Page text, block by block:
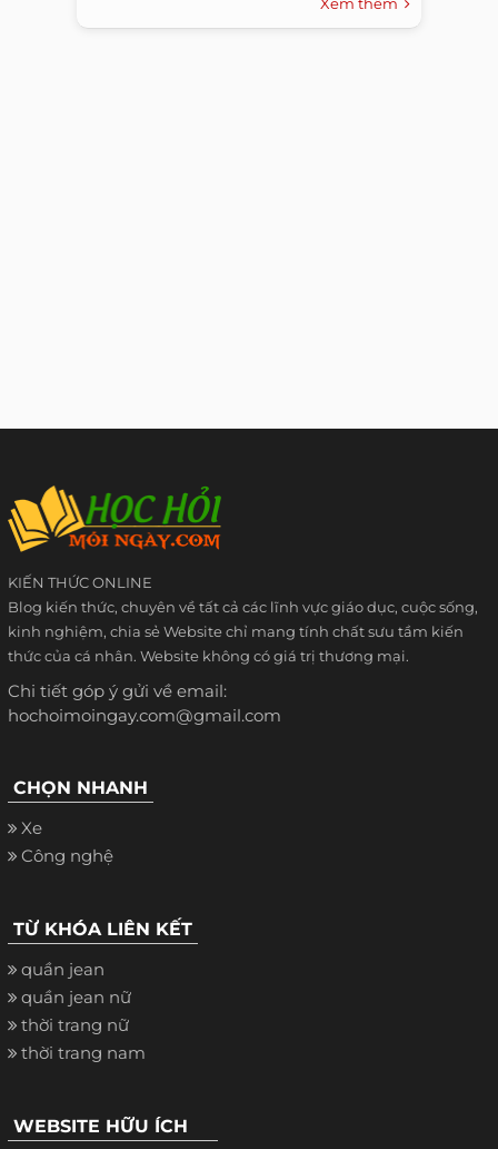
KIẾN THỨC ONLINE
Blog kiến thức, chuyên về tất cả các lĩnh vực giáo dục, cuộc sống,
kinh nghiệm, chia sẻ Website chỉ mang tính chất sưu tầm kiến
thức của cá nhân. Website không có giá trị thương mại.
Chi tiết góp ý gửi về email:
hochoimoingay.com@gmail.com
CHỌN NHANH
Xe
Công nghệ
TỪ KHÓA LIÊN KẾT
quần jean
quần jean nữ
thời trang nữ
thời trang nam
WEBSITE HỮU ÍCH